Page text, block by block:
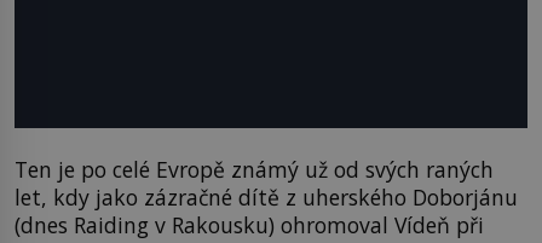
Ten je po celé Evropě známý už od svých raných
let, kdy jako zázračné dítě z uherského Doborjánu
(dnes Raiding v Rakousku) ohromoval Vídeň při